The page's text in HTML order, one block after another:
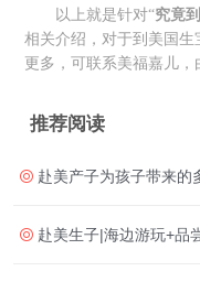
以上就是针对“究竟
相关介绍，对于到美国
更多，可联系美福嘉儿，
推荐阅读
赴美产子为孩子带来的
赴美生子|海边游玩+品